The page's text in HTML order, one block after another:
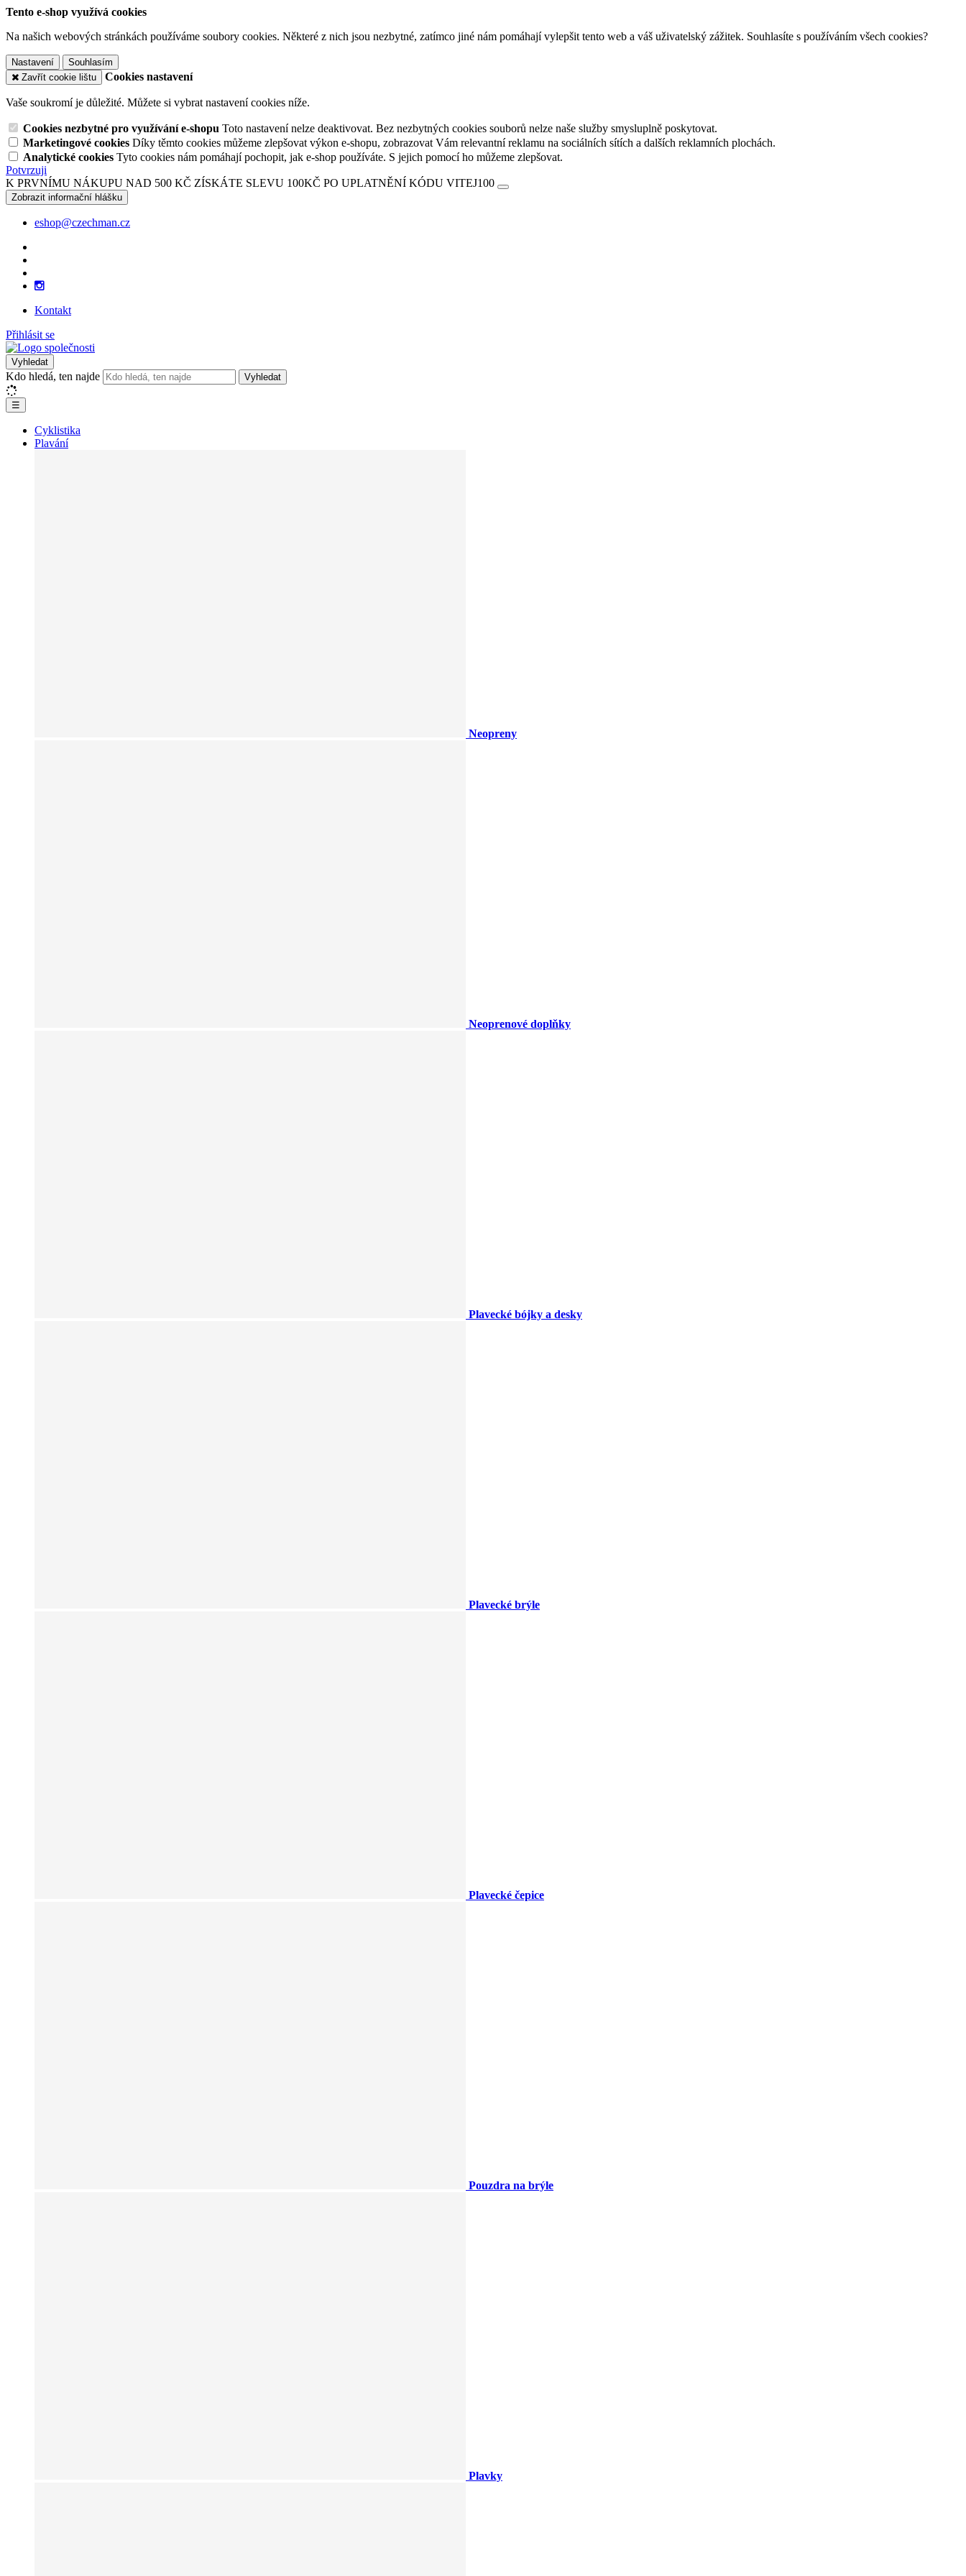
Tento e-shop využívá cookies
Na našich webových stránkách používáme soubory cookies. Některé z nich jsou nezbytné, zatímco jiné nám pomáhají vylepšit tento web a váš uživatelský zážitek. Souhlasíte s používáním všech cookies?
Nastavení
Souhlasím
Zavřít cookie lištu
Cookies nastavení
Vaše soukromí je důležité. Můžete si vybrat nastavení cookies níže.
Cookies nezbytné pro využívání e-shopu Toto nastavení nelze deaktivovat. Bez nezbytných cookies souborů nelze naše služby smysluplně poskytovat.
Marketingové cookies Díky těmto cookies můžeme zlepšovat výkon e-shopu, zobrazovat Vám relevantní reklamu na sociálních sítích a dalších reklamních plochách.
Analytické cookies Tyto cookies nám pomáhají pochopit, jak e-shop používáte. S jejich pomocí ho můžeme zlepšovat.
Potvrzuji
K PRVNÍMU NÁKUPU NAD 500 KČ ZÍSKÁTE SLEVU 100KČ PO UPLATNĚNÍ KÓDU VITEJ100
Zobrazit informační hlášku
eshop@czechman.cz
Kontakt
Přihlásit se
Vyhledat
Kdo hledá, ten najde Vyhledat
☰
Cyklistika
Plavání
Neopreny
Neoprenové doplňky
Plavecké bójky a desky
Plavecké brýle
Plavecké čepice
Pouzdra na brýle
Plavky